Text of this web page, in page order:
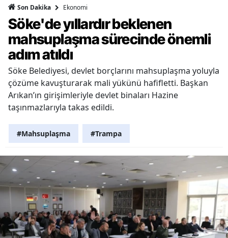
Son Dakika Ekonomi
Söke'de yıllardır beklenen
mahsuplaşma sürecinde önemli
adım atıldı
Söke Belediyesi, devlet borçlarını mahsuplaşma yoluyla
çözüme kavuşturarak mali yükünü hafifletti. Başkan
Arıkan’ın girişimleriyle devlet binaları Hazine
taşınmazlarıyla takas edildi.
#Mahsuplaşma #Trampa